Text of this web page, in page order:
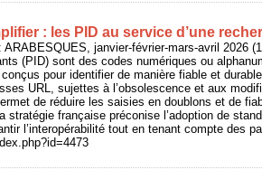
: les PID au service d’une
janvier-février-mars-avril 2026
(PID) sont des codes numériques ou
conçus pour identifier de manière fiable et
URL, sujettes à l’obsolescence et aux
de réduire les saisies en doublons et de
stratégie française préconise l’adoption de
l’interopérabilité tout en tenant compte des